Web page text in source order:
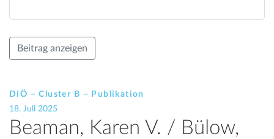
Beitrag anzeigen
DiÖ – Cluster B – Publikation
18. Juli 2025
Beaman, Karen V. / Bülow,